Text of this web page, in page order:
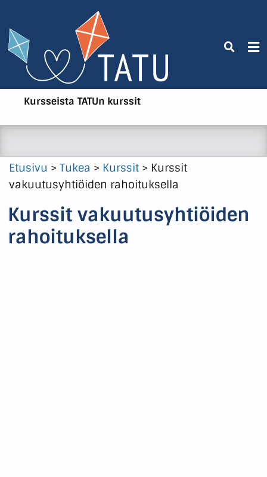
Kursseista TATUn kurssit
Etusivu > Tukea > Kurssit > Kurssit
vakuutusyhtiöiden rahoituksella
Kurssit vakuutusyhtiöiden
rahoituksella